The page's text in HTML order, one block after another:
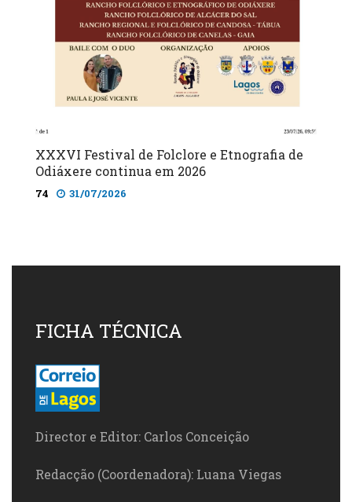
XXXVI Festival de Folclore e Etnografia de
Odiáxere continua em 2026
74 31/07/2026
FICHA TÉCNICA
Director e Editor: Carlos Conceição
Redacção (Coordenadora): Luana Viegas